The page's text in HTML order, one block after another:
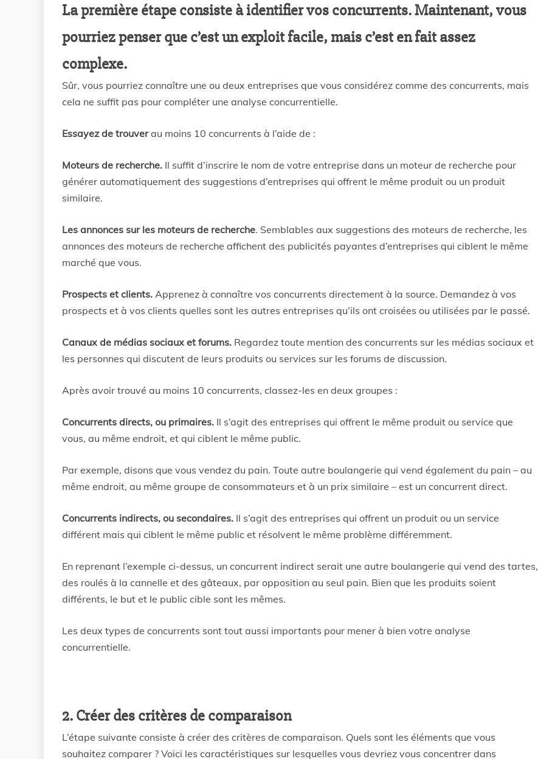
La première étape consiste à identifier vos concurrents. Maintenant, vous
pourriez penser que c’est un exploit facile, mais c’est en fait assez
complexe.
Sûr, vous pourriez connaître une ou deux entreprises que vous considérez comme des concurrents, mais
cela ne suffit pas pour compléter une analyse concurrentielle.
Essayez de trouverau moins 10 concurrents à l’aide de :
Moteurs de recherche. Il suffit d’inscrire le nom de votre entreprise dans un moteur de recherche pour
générer automatiquement des suggestions d’entreprises qui offrent le même produit ou un produit
similaire.
Les annonces sur les moteurs de recherche. Semblables aux suggestions des moteurs de recherche, les
annonces des moteurs de recherche affichent des publicités payantes d’entreprises qui ciblent le même
marché que vous.
Prospects et clients. Apprenez à connaître vos concurrents directement à la source. Demandez à vos
prospects et à vos clients quelles sont les autres entreprises qu’ils ont croisées ou utilisées par le passé.
Canaux de médias sociaux et forums. Regardez toute mention des concurrents sur les médias sociaux et
les personnes qui discutent de leurs produits ou services sur les forums de discussion.
Après avoir trouvé au moins 10 concurrents, classez-les en deux groupes :
Concurrents directs, ou primaires. Il s’agit des entreprises qui offrent le même produit ou service que
vous, au même endroit, et qui ciblent le même public.
Par exemple, disons que vous vendez du pain. Toute autre boulangerie qui vend également du pain – au
même endroit, au même groupe de consommateurs et à un prix similaire – est un concurrent direct.
Concurrents indirects, ou secondaires. Il s’agit des entreprises qui offrent un produit ou un service
différent mais qui ciblent le même public et résolvent le même problème différemment.
En reprenant l’exemple ci-dessus, un concurrent indirect serait une autre boulangerie qui vend des tartes,
des roulés à la cannelle et des gâteaux, par opposition au seul pain. Bien que les produits soient
différents, le but et le public cible sont les mêmes.
Les deux types de concurrents sont tout aussi importants pour mener à bien votre analyse
concurrentielle.
2. Créer des critères de comparaison
L’étape suivante consiste à créer des critères de comparaison. Quels sont les éléments que vous
souhaitez comparer ? Voici les caractéristiques sur lesquelles vous devriez vous concentrer dans